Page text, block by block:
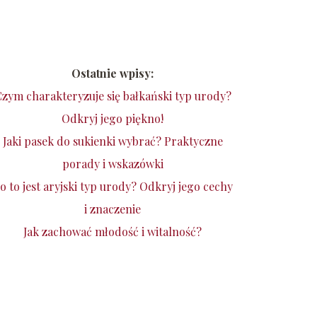
Ostatnie wpisy:
charakteryzuje się bałkański typ urody?
Odkryj jego piękno!
Jaki pasek do sukienki wybrać? Praktyczne
porady i wskazówki
to jest aryjski typ urody? Odkryj jego cechy
i znaczenie
Jak zachować młodość i witalność?